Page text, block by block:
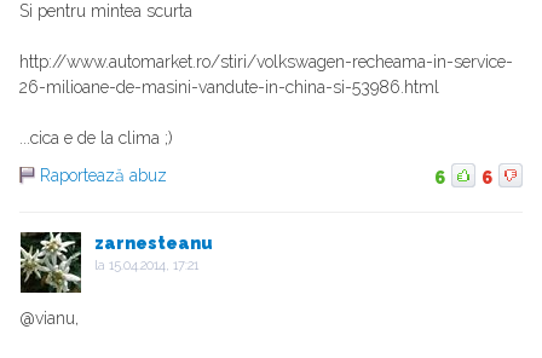
Si pentru mintea scurta
http://www.automarket.ro/stiri/volkswagen-recheama-in-service-
26-milioane-de-masini-vandute-in-china-si-53986.html
...cica e de la clima ;)
Raportează abuz
6 6
zarnesteanu
la 15.04.2014, 17:21
@vianu,